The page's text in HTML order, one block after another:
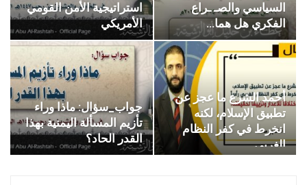
السياسي والصـ ـراع
الفكري هل هما…
استراتيجية الأمن القومي
الأمريكي
أحمد الشرع ما عجز عن
تطبيق الإسلام، لكنه
انخرط في كفر النظام
الغربي…
جواب_سؤال: ماذا وراء
تأزيم المسألة اليمنية بهذا
القدر الحاد؟